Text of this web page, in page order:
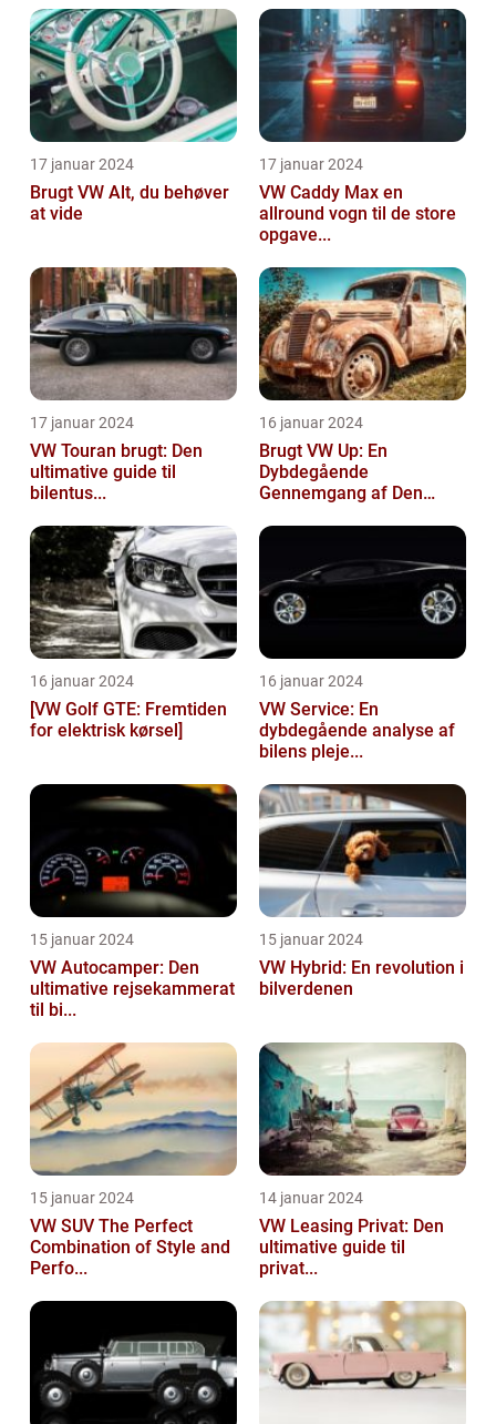
17 januar 2024
Brugt VW Alt, du behøver
at vide
17 januar 2024
VW Caddy Max en
allround vogn til de store
opgave...
17 januar 2024
VW Touran brugt: Den
ultimative guide til
bilentus...
16 januar 2024
Brugt VW Up: En
Dybdegående
Gennemgang af Den
16 januar 2024
[VW Golf GTE: Fremtiden
for elektrisk kørsel]
16 januar 2024
VW Service: En
dybdegående analyse af
bilens pleje...
15 januar 2024
VW Autocamper: Den
ultimative rejsekammerat
til bi...
15 januar 2024
VW Hybrid: En revolution i
bilverdenen
15 januar 2024
VW SUV The Perfect
Combination of Style and
Perfo...
14 januar 2024
VW Leasing Privat: Den
ultimative guide til
privat...